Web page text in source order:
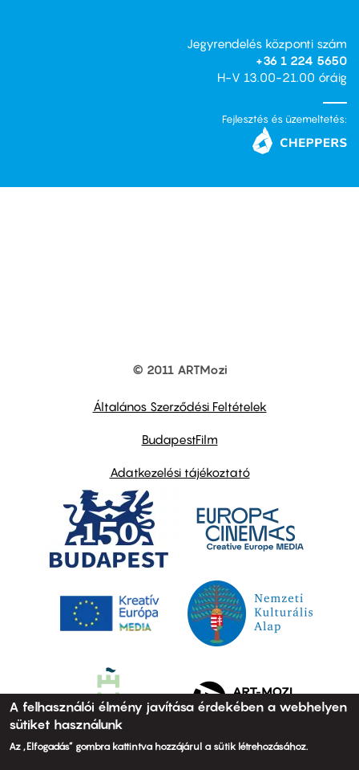
Jegyrendelés központi szám
+36 1 224 5650
H-V 13.00-21.00 óráig
Fejlesztés és üzemeltetés:
© 2011 ARTMozi
Általános Szerződési Feltételek
BudapestFilm
Adatkezelési tájékoztató
A felhasználói élmény javítása érdekében a webhelyen
sütiket használunk
Az „Elfogadás” gombra kattintva hozzájárul a sütik létrehozásához.